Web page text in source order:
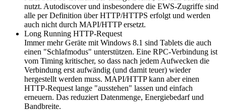
nutzt. Autodiscover und insbesondere die EWS-Zugriffe sind
alle per Definition über HTTP/HTTPS erfolgt und werden
auch nicht durch MAPI/HTTP ersetzt.
Long Running HTTP-Request
Immer mehr Geräte mit Windows 8.1 sind Tablets die auch
einen "Schlafmodus" unterstützen. Eine RPC-Verbindung ist
vom Timing kritischer, so dass nach jedem Aufwecken die
Verbindung erst aufwändig (und damit teuer) wieder
hergestellt werden muss. MAPI/HTTP kann aber einen
HTTP-Request lange "ausstehen" lassen und einfach
erneuern. Das reduziert Datenmenge, Energiebedarf und
Bandbreite.